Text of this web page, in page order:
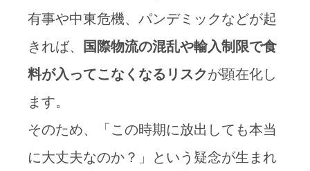
有事や中東危機、パンデミックなどが起
きれば、
国際物流の混乱や輸入制限で食
料が入ってこなくなるリスクが顕在化し
ます。
そのため、「この時期に放出しても本当
に大丈夫なのか？」という疑念が生まれ